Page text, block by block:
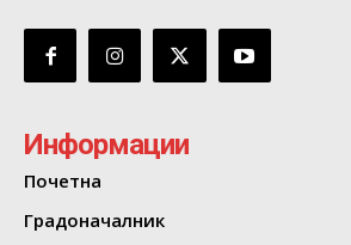
Информации
Почетна
Градоначалник